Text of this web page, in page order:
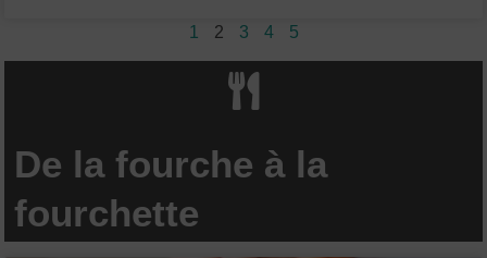
1 2 3 4 5
De la fourche à la
fourchette